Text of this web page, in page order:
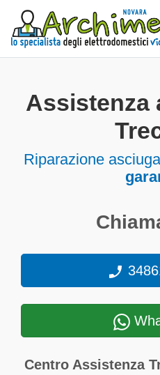
Assistenza
Riparazione
Centro Assistenza